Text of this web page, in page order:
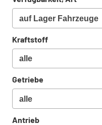
Kraftstoff
Getriebe
Antrieb